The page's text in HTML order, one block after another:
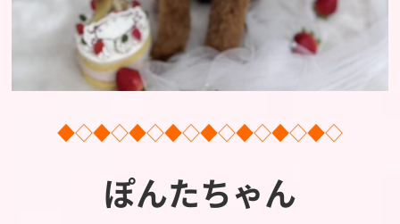
◆◇◆◇◆◇◆◇◆◇◆◇◆◇◆◇
ぽんたちゃん